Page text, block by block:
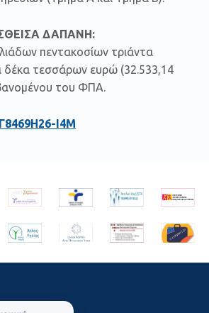
ΔΑΠΑΝΗ:
πεντακοσίων τριάντα
δέκα τεσσάρων ευρώ (32.533,14
του ΦΠΑ.
Ι4Μ